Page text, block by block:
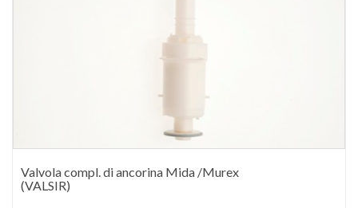
Valvola compl. di ancorina Mida /Murex
(VALSIR)